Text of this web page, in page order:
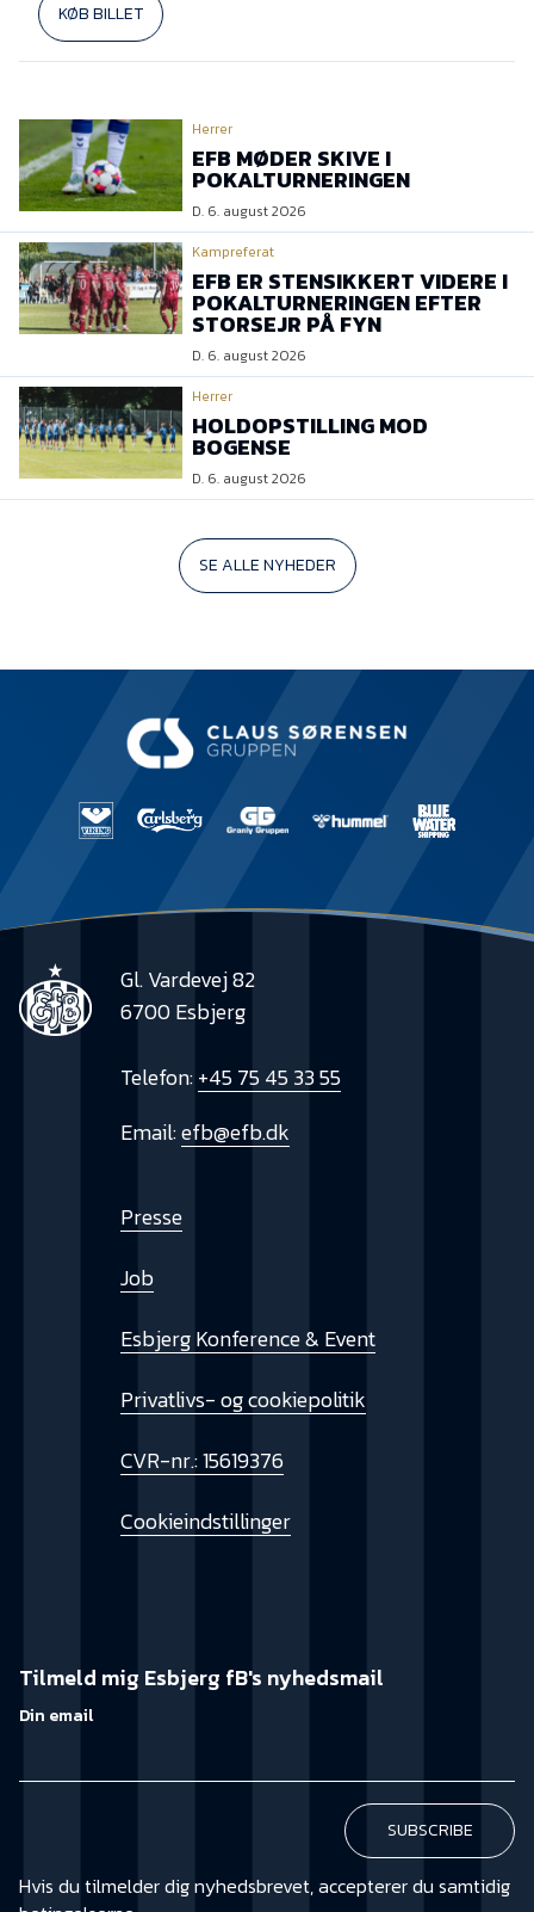
KØB BILLET
Herrer
EFB MØDER SKIVE I
POKALTURNERINGEN
D. 6. august 2026
Kampreferat
EFB ER STENSIKKERT VIDERE I
POKALTURNERINGEN EFTER
STORSEJR PÅ FYN
D. 6. august 2026
Herrer
HOLDOPSTILLING MOD
BOGENSE
D. 6. august 2026
SE ALLE NYHEDER
Gl. Vardevej 82
6700 Esbjerg
Telefon:+45 75 45 33 55
Email:efb@efb.dk
Presse
Job
Esbjerg Konference & Event
Privatlivs- og cookiepolitik
CVR-nr.: 15619376
Cookieindstillinger
Tilmeld mig Esbjerg fB's nyhedsmail
Din email
Hvis du tilmelder dig nyhedsbrevet, accepterer du samtidig